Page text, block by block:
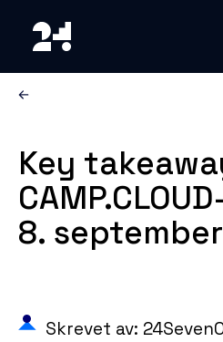
Key
8. september
Skrevet av: